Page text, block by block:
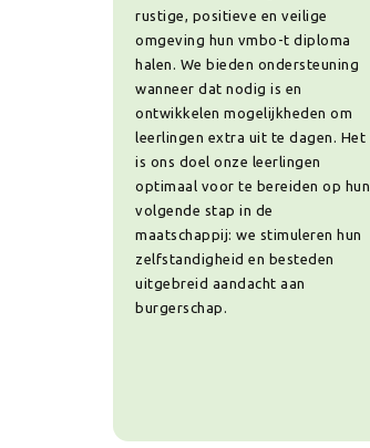
rustige, positieve en veilige
omgeving hun vmbo-t diploma
halen. We bieden ondersteuning
wanneer dat nodig is en
ontwikkelen mogelijkheden om
leerlingen extra uit te dagen. Het
is ons doel onze leerlingen
optimaal voor te bereiden op hun
volgende stap in de
maatschappij: we stimuleren hun
zelfstandigheid en besteden
uitgebreid aandacht aan
burgerschap.